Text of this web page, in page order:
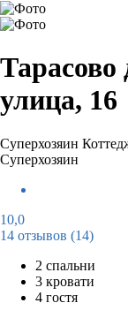
Тарасово
улица, 16
Суперхозяин
Суперхозяин
10,0
14 отзывов (14)
2 спальни
3 кровати
4 гостя